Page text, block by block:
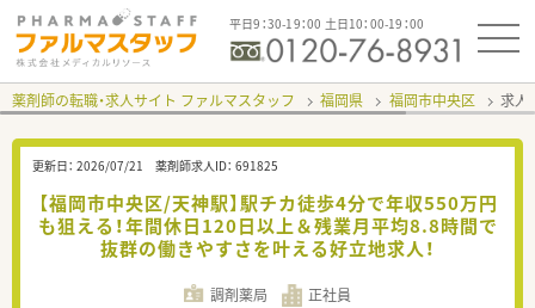
平日9：30-19：00 土日10：00-19：00
薬剤師の転職・求人サイト ファルマスタッフ 福岡県 福岡市中央区 求人
更新日： 2026/07/21 薬剤師求人ID： 691825
【福岡市中央区/天神駅】駅チカ徒歩4分で年収550万円
も狙える！年間休日120日以上＆残業月平均8.8時間で
抜群の働きやすさを叶える好立地求人！
調剤薬局 正社員